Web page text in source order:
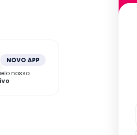
NOVO APP
nosso